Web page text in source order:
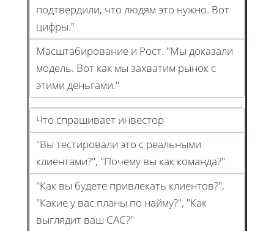
подтвердили, что людям это нужно. Вот
цифры."
Масштабирование и Рост. "Мы доказали
модель. Вот как мы захватим рынок с
этими деньгами."
Что спрашивает инвестор
"Вы тестировали это с реальными
клиентами?", "Почему вы как команда?"
"Как вы будете привлекать клиентов?",
"Какие у вас планы по найму?", "Как
выглядит ваш CAC?"